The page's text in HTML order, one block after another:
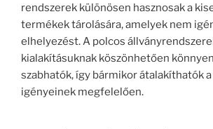
rendszerek különösen hasznosak a
termékek tárolására, amelyek nem
elhelyezést. A polcos
kialakításuknak köszönhetően
szabhatók, így bármikor átalakíthatók
igényeinek megfelelően.